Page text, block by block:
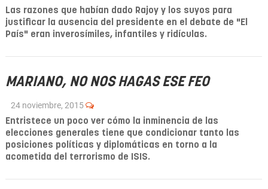
Las razones que habían dado Rajoy y los suyos para
justificar la ausencia del presidente en el debate de "El
País" eran inverosímiles, infantiles y ridículas.
MARIANO, NO NOS HAGAS ESE FEO
24 noviembre, 2015
Entristece un poco ver cómo la inminencia de las
elecciones generales tiene que condicionar tanto las
posiciones políticas y diplomáticas en torno a la
acometida del terrorismo de ISIS.